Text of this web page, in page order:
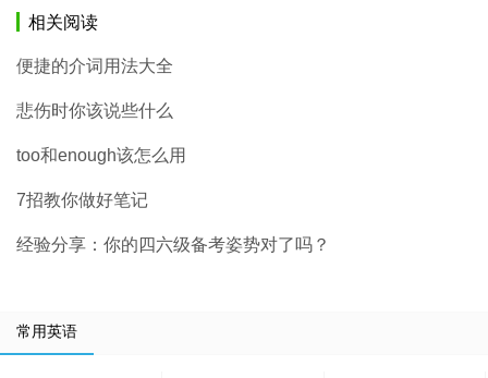
相关阅读
便捷的介词用法大全
悲伤时你该说些什么
too和enough该怎么用
7招教你做好笔记
经验分享：你的四六级备考姿势对了吗？
常用英语